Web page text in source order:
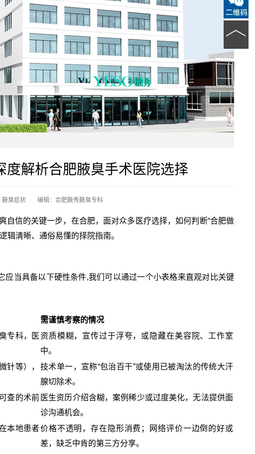
解析合肥腋臭手术医院选择
腋臭症状 编辑：合肥腋秀腋臭专科
信的关键一步，在合肥，面对众多医疗选择，如何判断“合肥做
辑清晰、通俗易懂的择院指南。
应当具备以下硬性条件,我们可以通过一个小表格来直观对比关键
需谨慎考察的情况
专科，医 资质模糊，宣传过于浮夸，或隐藏在美容院、工作室
中。
针等），
技术单一，宣称“包治百干”或使用已被淘汰的传统大汗
腺切除术。
查的术前 医生资历介绍含糊，案例稀少或过度美化，无法提供面
诊沟通机会。
本地患者价格不透明，存在隐形消费；网络评价一边倒的好或
差，缺乏中肯的第三方分享。